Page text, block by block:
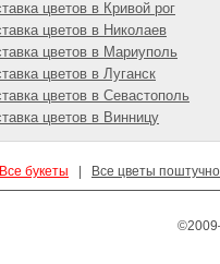
цветов в Кривой рог
цветов в Николаев
цветов в Мариуполь
цветов в Луганск
цветов в Севастополь
цветов в Винницу
Все букеты Все цветы поштучно